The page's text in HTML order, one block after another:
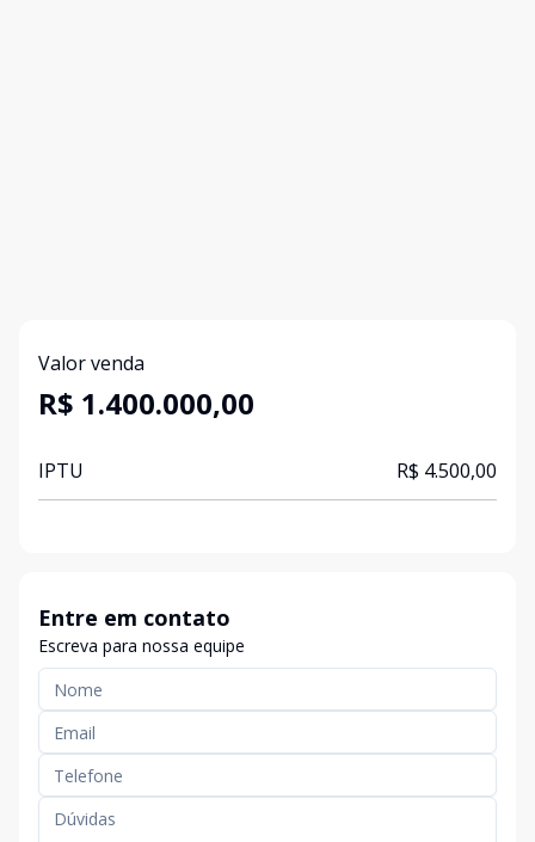
Valor venda
R$ 1.400.000,00
IPTU R$ 4.500,00
Entre em contato
Escreva para nossa equipe